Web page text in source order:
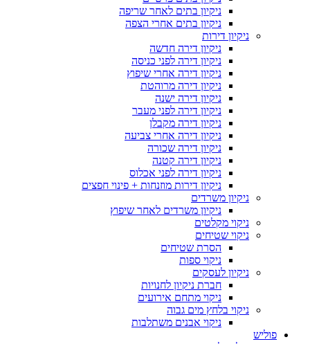
ניקיון בתים לאחר שריפה
ניקיון בתים אחרי הצפה
ניקיון דירות
ניקיון דירה חדשה
ניקיון דירה לפני כניסה
ניקיון דירה אחרי שיפוץ
ניקיון דירה מרוהטת
ניקיון דירה ישנה
ניקיון דירה לפני מעבר
ניקיון דירה מקבלן
ניקיון דירה אחרי צביעה
ניקיון דירה שכורה
ניקיון דירה קטנה
ניקיון דירה לפני אכלוס
ניקיון דירות מוזנחות + פינוי חפצים
ניקיון משרדים
ניקיון משרדים לאחר שיפוץ
ניקוי מקלטים
ניקוי שטיחים
הסרת שטיחים
ניקוי ספות
ניקיון לעסקים
חברת ניקיון לחנויות
ניקוי מתחם אירועים
ניקוי בלחץ מים גבוה
ניקוי אבנים משתלבות
פוליש